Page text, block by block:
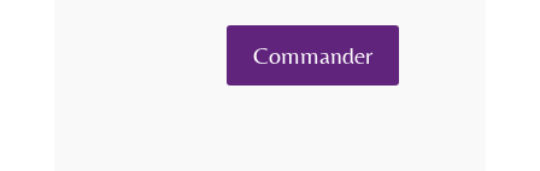
quantité
Commander